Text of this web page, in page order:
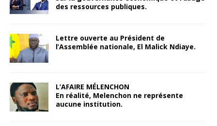
des ressources publiques.
Lettre ouverte au Président de
l’Assemblée nationale, El Malick Ndiaye.
L’AFAIRE MÉLENCHON
En réalité, Melenchon ne représente
aucune institution.